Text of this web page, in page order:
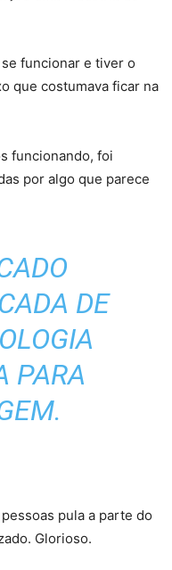
funcionar e tiver o
que costumava ficar na
funcionando, foi
por algo que parece
DE
PARA
pula a parte do
Glorioso.